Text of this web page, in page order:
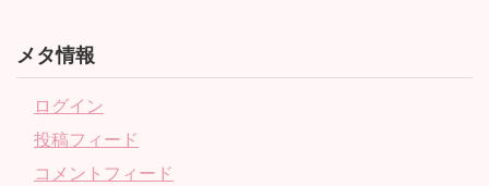
メタ情報
ログイン
投稿フィード
コメントフィード